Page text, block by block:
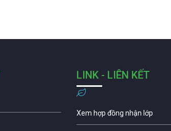
LINK - LIÊN KẾT
Xem hợp đồng nhận lớp